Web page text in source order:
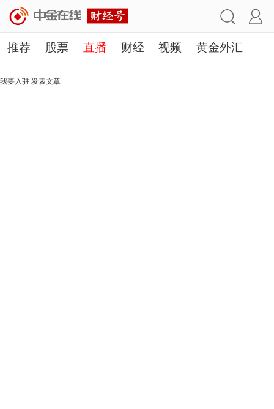
推荐 股票 直播 财经 视频 黄金外汇
理财 行业
我要入驻 发表文章